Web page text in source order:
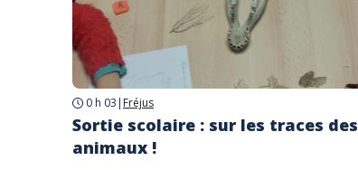
0 h 03 | Fréjus
Sortie scolaire : sur les traces des
animaux !